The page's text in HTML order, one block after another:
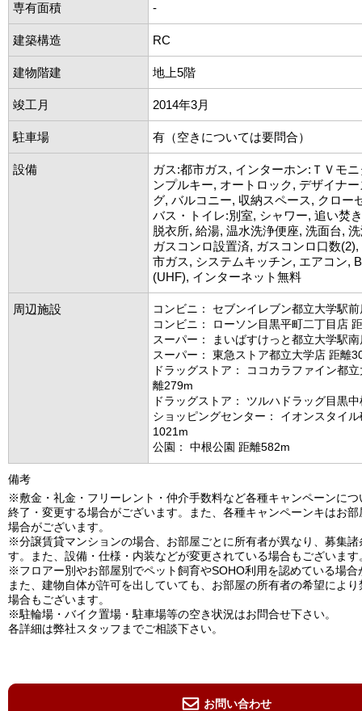
専有面積 -
建築構造 RC
建物階建 地上5階
竣工月 2014年3月
駐車場 有（空きについては要問合）
設備
ガス:都市ガス, インターホン:ＴＶモ
ンプルキー, オートロック, デザイナ
グ, バルコニー, 収納スペース, クロー
バス・トイレ:別室, シャワー, 追い焚
脱衣所, 給湯, 温水洗浄便座, 洗面台,
ガスコンロ設置済, ガスコンロ口数
市ガス, システムキッチン, エアコン,
(UHF), インターネット無料
周辺施設
コンビニ： セブンイレブン都立大学駅
コンビニ： ローソン目黒平町二丁目店
スーパー： まいばすけっと都立大学駅
スーパー： 東急ストア都立大学店 距離
ドラッグストア： ココカラファイン都
離279m
ドラッグストア： ツルハドラッグ目黒
ショッピングセンター： イオンスタイ
1021m
公園： 中根公園 距離582m
備考
※敷金・礼金・フリーレント・仲介手数料など各種キャンペーンにつ
終了・変更する場合がございます。また、各種キャンペーンキはお
場合がございます。
※分譲賃貸マンションの場合、お部屋ごとに所有者が異なり、募集諸
す。また、設備・仕様・内装などが変更されている場合もございます
※フロアー別やお部屋別でペット飼育やSOHO利用を認めている場合
また、建物自体が許可を出していても、お部屋の所有者の希望によ
場合もございます。
※駐輪場・バイク置場・駐車場等の空き状況はお問合せ下さい。
各詳細は弊社スタッフまでご相談下さい。
お問い合わせ